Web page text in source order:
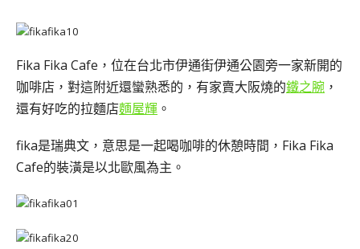
Fika Fika Cafe，位在台北市伊通街伊通公園旁一家新開的
咖啡店，對這附近還蠻熟悉的，有家賣大阪燒的鐵之腕 ，
還有好吃的拉麵店麵屋輝 。
fika是瑞典文，意思是一起喝咖啡的休憩時間，Fika Fika
Cafe的裝潢是以北歐風為主。